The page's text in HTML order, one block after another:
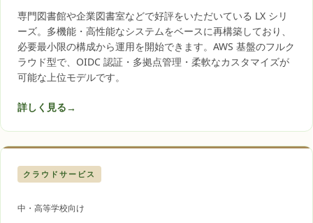
専門図書館や企業図書室などで好評をいただいている LX シリ
ーズ。多機能・高性能なシステムをベースに再構築しており、
必要最小限の構成から運用を開始できます。AWS 基盤のフルク
ラウド型で、OIDC 認証・多拠点管理・柔軟なカスタマイズが
可能な上位モデルです。
詳しく見る→
クラウドサービス
中・高等学校向け